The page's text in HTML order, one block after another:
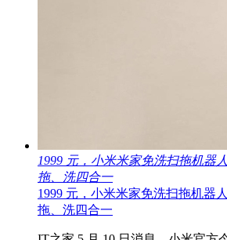
1999 元，小米米家免洗扫拖机器
拖、洗四合一
1999 元，小米米家免洗扫拖机器
拖、洗四合一